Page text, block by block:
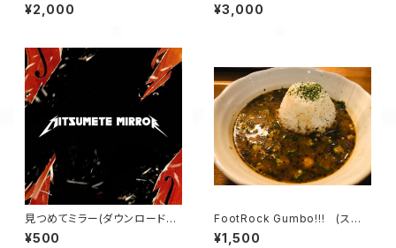
¥2,000 ¥3,000
見つめてミラー(ダウンロード音
源)
¥500
FootRock Gumbo!!! (スー
プのみ、2人前)
¥1,500